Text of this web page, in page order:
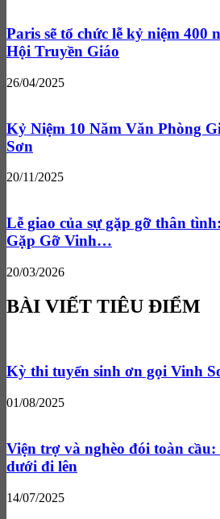
Paris sẽ tổ chức lễ kỷ niệm 400
Hội Truyền Giáo
26/04/2025
Kỷ Niệm 10 Năm Văn Phòng
Sơn
20/11/2025
Lễ giao của sự gặp gỡ thân
Gặp Gỡ Vinh…
20/03/2026
BÀI VIẾT TIÊU ĐIỂM
Kỳ thi tuyển sinh ơn gọi Vinh
01/08/2025
Viện trợ và nghèo đói toàn
dưới đi lên
14/07/2025